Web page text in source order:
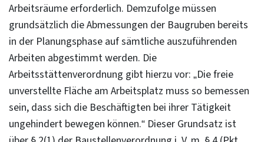
Arbeitsräume erforderlich. Demzufolge müssen
grundsätzlich die Abmessungen der Baugruben bereits
in der Planungsphase auf sämtliche auszuführenden
Arbeiten abgestimmt werden. Die
Arbeitsstättenverordnung gibt hierzu vor: „Die freie
unverstellte Fläche am Arbeitsplatz muss so bemessen
sein, dass sich die Beschäftigten bei ihrer Tätigkeit
ungehindert bewegen können.“ Dieser Grundsatz ist